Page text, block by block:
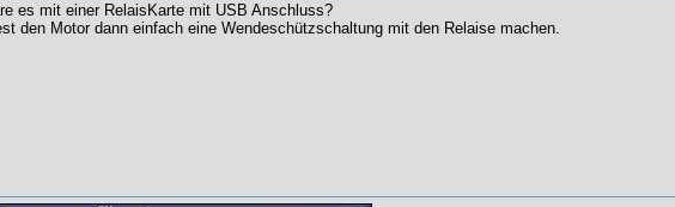
es mit einer RelaisKarte mit USB Anschluss?
den Motor dann einfach eine Wendeschützschaltung mit den Relaise machen.